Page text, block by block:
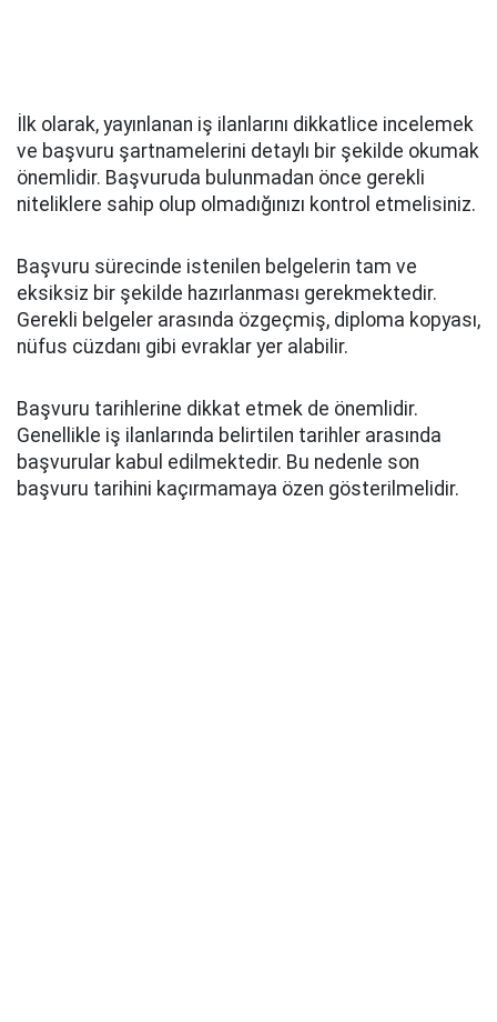
İlk olarak, yayınlanan iş ilanlarını dikkatlice incelemek
ve başvuru şartnamelerini detaylı bir şekilde okumak
önemlidir. Başvuruda bulunmadan önce gerekli
niteliklere sahip olup olmadığınızı kontrol etmelisiniz.
Başvuru sürecinde istenilen belgelerin tam ve
eksiksiz bir şekilde hazırlanması gerekmektedir.
Gerekli belgeler arasında özgeçmiş, diploma kopyası,
nüfus cüzdanı gibi evraklar yer alabilir.
Başvuru tarihlerine dikkat etmek de önemlidir.
Genellikle iş ilanlarında belirtilen tarihler arasında
başvurular kabul edilmektedir. Bu nedenle son
başvuru tarihini kaçırmamaya özen gösterilmelidir.